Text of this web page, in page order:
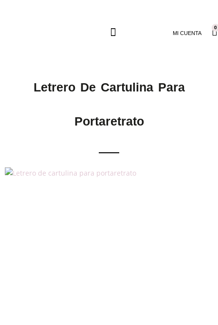
MI CUENTA
0
Letrero De Cartulina Para
Portaretrato